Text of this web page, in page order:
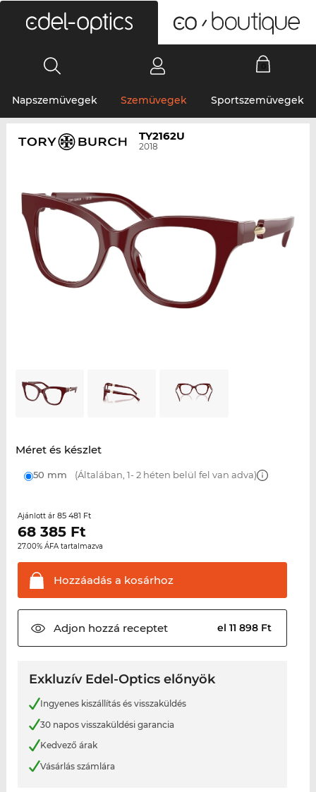
Napszemüvegek Szemüvegek Sportszemüvegek
TY2162U
2018
Méret és készlet
50 mm (Általában, 1- 2 héten belül fel van adva)
Ajánlott ár 85 481 Ft
68 385Ft
27.00% ÁFA tartalmazva
Hozzáadás a kosárhoz
Adjon hozzá receptet el 11 898 Ft
Exkluzív Edel-Optics előnyök
Ingyenes kiszállítás és visszaküldés
30 napos visszaküldési garancia
Kedvező árak
Vásárlás számlára